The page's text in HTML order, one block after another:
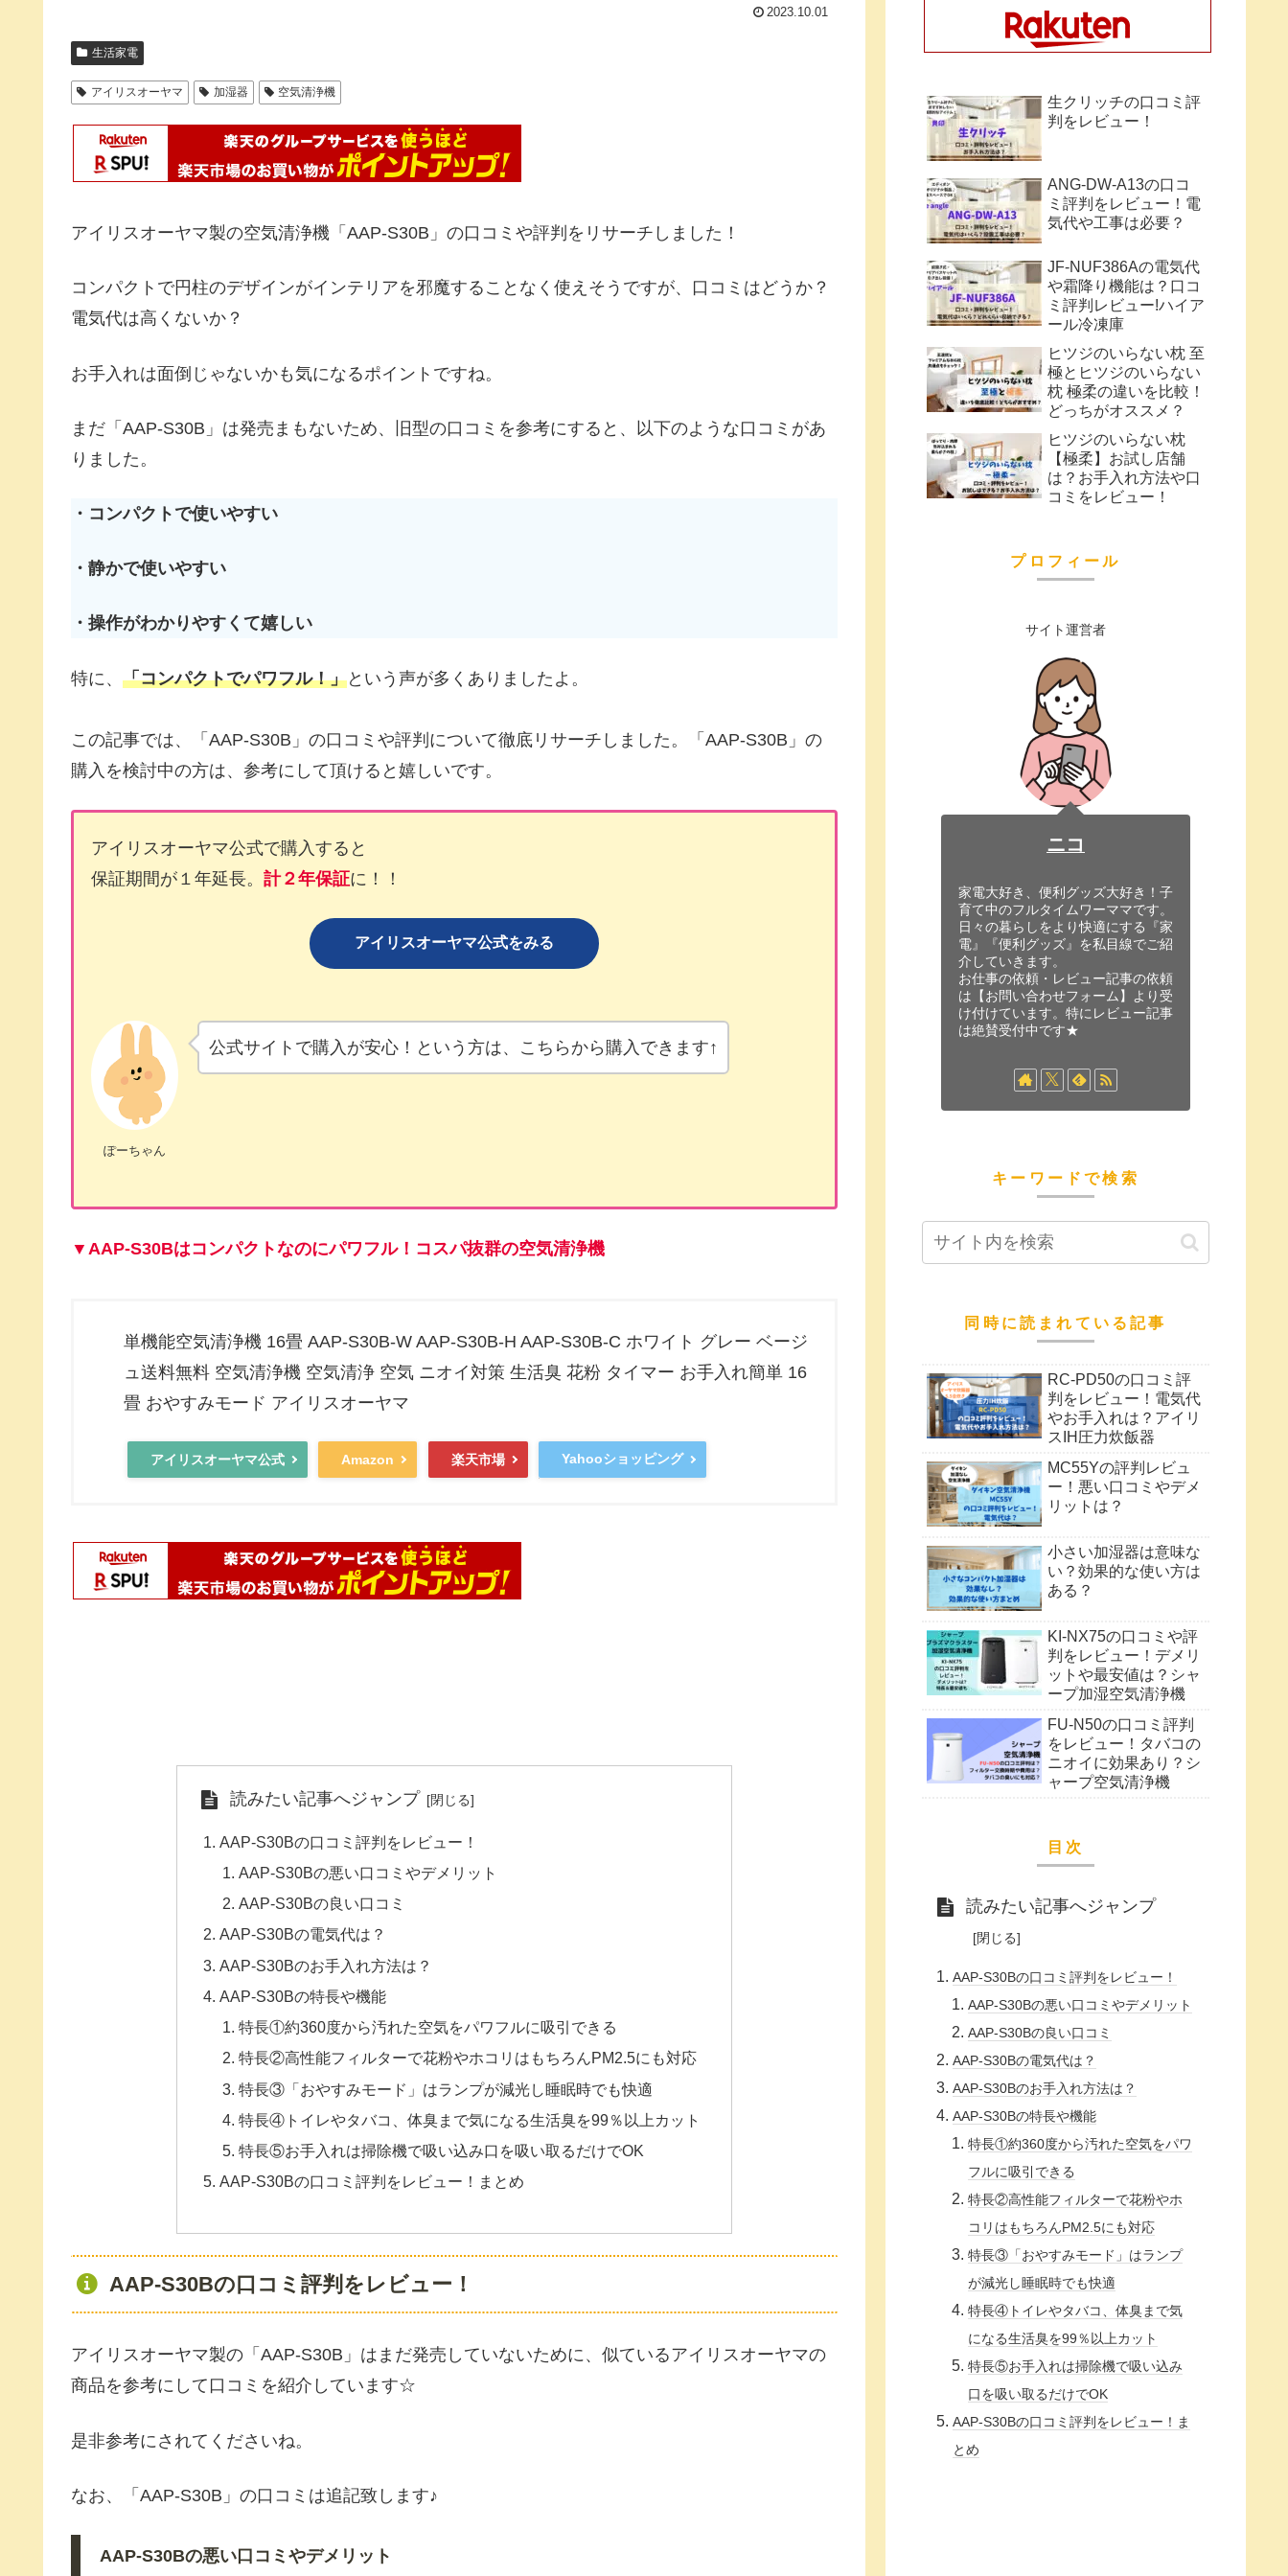
2023.10.01
生活家電
アイリスオーヤマ 加湿器 空気清浄機
アイリスオーヤマ製の空気清浄機「AAP-S30B」の口コミや評判をリサーチしました！
コンパクトで円柱のデザインがインテリアを邪魔することなく使えそうですが、口コミはどうか？
電気代は高くないか？
お手入れは面倒じゃないかも気になるポイントですね。
まだ「AAP-S30B」は発売まもないため、旧型の口コミを参考にすると、以下のような口コミがあ
りました。
・コンパクトで使いやすい
・静かで使いやすい
・操作がわかりやすくて嬉しい
特に、 「コンパクトでパワフル！」という声が多くありましたよ。
この記事では、「AAP-S30B」の口コミや評判について徹底リサーチしました。「AAP-S30B」の
購入を検討中の方は、参考にして頂けると嬉しいです。
アイリスオーヤマ公式で購入すると
保証期間が１年延長。 計２年保証に！！
アイリスオーヤマ公式をみる
ぽーちゃん
公式サイトで購入が安心！という方は、こちらから購入できます↑
▼AAP-S30Bはコンパクトなのにパワフル！コスパ抜群の空気清浄機
単機能空気清浄機 16畳 AAP-S30B-W AAP-S30B-H AAP-S30B-C ホワイト グレー ベージ
ュ送料無料 空気清浄機 空気清浄 空気 ニオイ対策 生活臭 花粉 タイマー お手入れ簡単 16
畳 おやすみモード アイリスオーヤマ
アイリスオーヤマ公式 Amazon 楽天市場 Yahooショッピング
読みたい記事へジャンプ
AAP-S30Bの口コミ評判をレビュー！
AAP-S30Bの悪い口コミやデメリット
AAP-S30Bの良い口コミ
AAP-S30Bの電気代は？
AAP-S30Bのお手入れ方法は？
AAP-S30Bの特長や機能
特長①約360度から汚れた空気をパワフルに吸引できる
特長②高性能フィルターで花粉やホコリはもちろんPM2.5にも対応
特長③「おやすみモード」はランプが減光し睡眠時でも快適
特長④トイレやタバコ、体臭まで気になる生活臭を99％以上カット
特長⑤お手入れは掃除機で吸い込み口を吸い取るだけでOK
AAP-S30Bの口コミ評判をレビュー！まとめ
AAP-S30Bの口コミ評判をレビュー！
アイリスオーヤマ製の「AAP-S30B」はまだ発売していないために、似ているアイリスオーヤマの
商品を参考にして口コミを紹介しています☆
是非参考にされてくださいね。
なお、「AAP-S30B」の口コミは追記致します♪
AAP-S30Bの悪い口コミやデメリット
生クリッチの口コミ評
判をレビュー！
ANG-DW-A13の口コ
ミ評判をレビュー！電
気代や工事は必要？
JF-NUF386Aの電気代
や霜降り機能は？口コ
ミ評判レビュー!ハイア
ール冷凍庫
ヒツジのいらない枕 至
極とヒツジのいらない
枕 極柔の違いを比較！
どっちがオススメ？
ヒツジのいらない枕
【極柔】お試し店舗
は？お手入れ方法や口
コミをレビュー！
プロフィール
サイト運営者
ニコ
家電大好き、便利グッズ大好き！子
育て中のフルタイムワーママです。
日々の暮らしをより快適にする『家
電』『便利グッズ』を私目線でご紹
介していきます。
お仕事の依頼・レビュー記事の依頼
は【お問い合わせフォーム】より受
け付けています。特にレビュー記事
は絶賛受付中です★
キーワードで検索
同時に読まれている記事
RC-PD50の口コミ評
判をレビュー！電気代
やお手入れは？アイリ
スIH圧力炊飯器
MC55Yの評判レビュ
ー！悪い口コミやデメ
リットは？
小さい加湿器は意味な
い？効果的な使い方は
ある？
KI-NX75の口コミや評
判をレビュー！デメリ
ットや最安値は？シャ
ープ加湿空気清浄機
FU-N50の口コミ評判
をレビュー！タバコの
ニオイに効果あり？シ
ャープ空気清浄機
目次
読みたい記事へジャンプ
AAP-S30Bの口コミ評判をレビュー！
AAP-S30Bの悪い口コミやデメリット
AAP-S30Bの良い口コミ
AAP-S30Bの電気代は？
AAP-S30Bのお手入れ方法は？
AAP-S30Bの特長や機能
特長①約360度から汚れた空気をパワ
フルに吸引できる
特長②高性能フィルターで花粉やホ
コリはもちろんPM2.5にも対応
特長③「おやすみモード」はランプ
が減光し睡眠時でも快適
特長④トイレやタバコ、体臭まで気
になる生活臭を99％以上カット
特長⑤お手入れは掃除機で吸い込み
口を吸い取るだけでOK
AAP-S30Bの口コミ評判をレビュー！ま
とめ